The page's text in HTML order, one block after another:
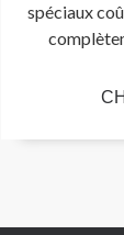
spéciaux